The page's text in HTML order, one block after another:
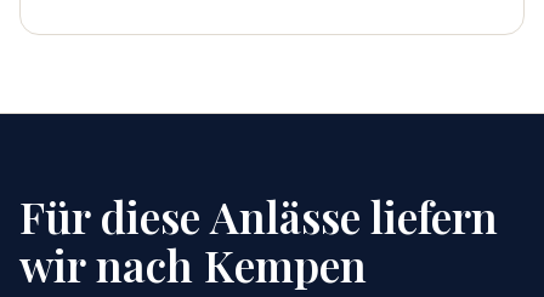
Für diese Anlässe liefern
wir nach Kempen